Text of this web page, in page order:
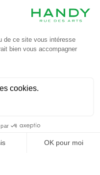
01
TOULOUSE